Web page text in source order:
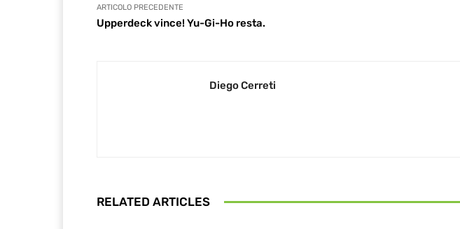
ARTICOLO PRECEDENTE
Upperdeck vince! Yu-Gi-Ho resta.
Diego Cerreti
RELATED ARTICLES